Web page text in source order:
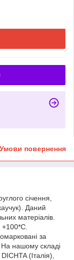
Умови повернення
січення,
Даний
матеріалів.
+100*С.
за
нашому складі
(Італія),